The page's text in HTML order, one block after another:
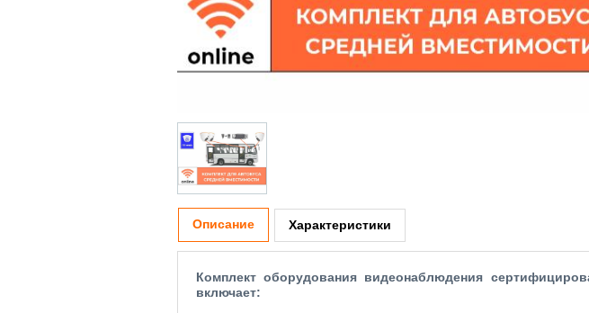
Описание Характеристики
Комплект оборудования видеонаблюдения
включает: